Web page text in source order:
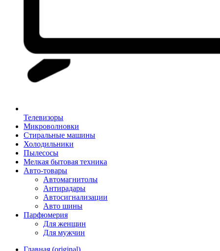
Телевизоры
Микроволновки
Стиральные машины
Холодильники
Пылесосы
Мелкая бытовая техника
Авто-товары
Автомагнитолы
Антирадары
Автосигнализации
Авто шины
Парфюмерия
Для женщин
Для мужчин